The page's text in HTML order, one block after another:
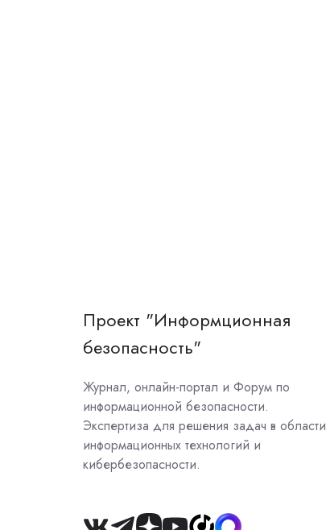
Проект "Информционная
безопасность"
Журнал, онлайн-портал и Форум по
информационной безопасности.
Экспертиза для решения задач в области
информационных технологий и
кибербезопасности.